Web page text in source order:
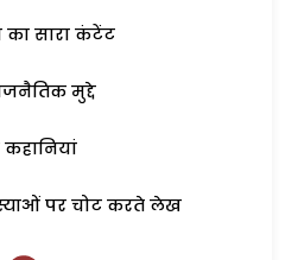
का सारा कंटेंट
मुद्दे
कहानियां
पर चोट करते लेख